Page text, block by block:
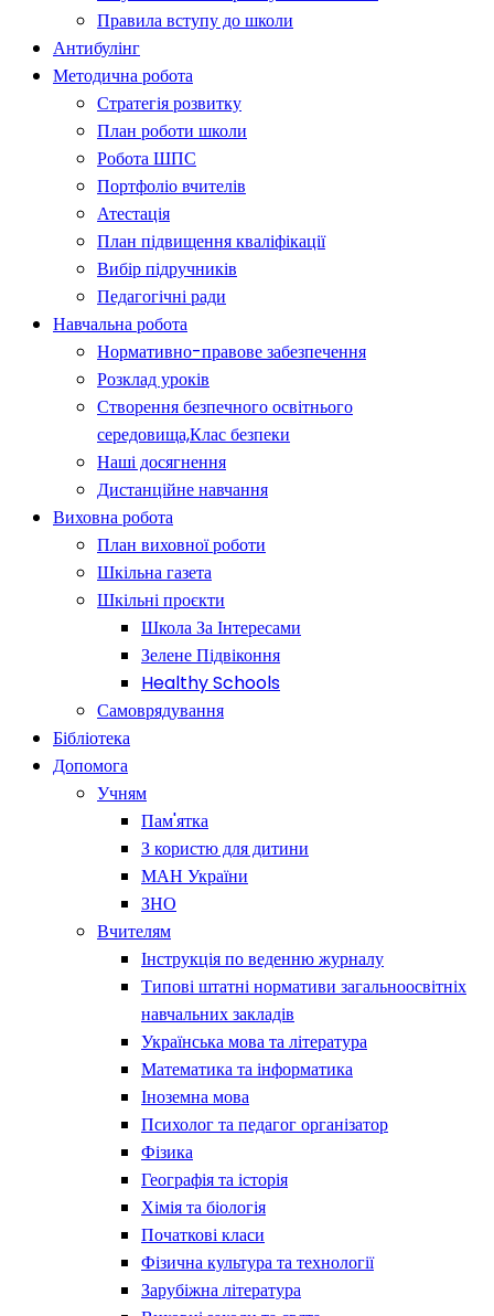
Правила вступу до школи
Антибулінг
Методична робота
Стратегія розвитку
План роботи школи
Робота ШПС
Портфоліо вчителів
Атестація
План підвищення кваліфікації
Вибір підручників
Педагогічні ради
Навчальна робота
Нормативно-правове забезпечення
Розклад уроків
Створення безпечного освітнього
середовища,Клас безпеки
Наші досягнення
Дистанційне навчання
Виховна робота
План виховної роботи
Шкільна газета
Шкільні проєкти
Школа За Інтересами
Зелене Підвіконня
Healthy Schools
Самоврядування
Бібліотека
Допомога
Учням
Пам'ятка
З користю для дитини
МАН України
ЗНО
Вчителям
Інструкція по веденню журналу
Типові штатні нормативи загальноосвітніх
навчальних закладів
Українська мова та література
Математика та інформатика
Іноземна мова
Психолог та педагог організатор
Фізика
Географія та історія
Хімія та біологія
Початкові класи
Фізична культура та технології
Зарубіжна література